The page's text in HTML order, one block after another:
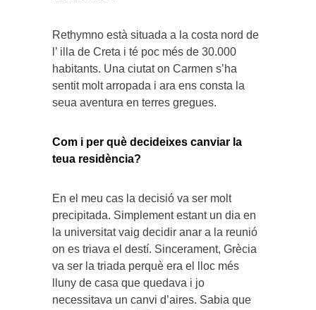
Rethymno està situada a la costa nord de
l’ illa de Creta i té poc més de 30.000
habitants. Una ciutat on Carmen s’ha
sentit molt arropada i ara ens consta la
seua aventura en terres gregues.
Com i per què decideixes canviar la
teua residència?
En el meu cas la decisió va ser molt
precipitada. Simplement estant un dia en
la universitat vaig decidir anar a la reunió
on es triava el destí. Sincerament, Grècia
va ser la triada perquè era el lloc més
lluny de casa que quedava i jo
necessitava un canvi d’aires. Sabia que